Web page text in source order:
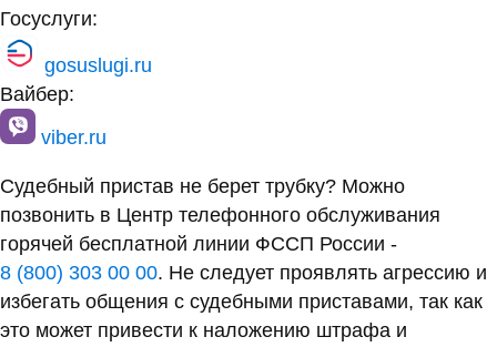
Госуслуги:
gosuslugi.ru
Вайбер:
viber.ru
Судебный пристав не берет трубку? Можно
позвонить в Центр телефонного обслуживания
горячей бесплатной линии ФССП России -
8 (800) 303 00 00. Не следует проявлять агрессию и
избегать общения с судебными приставами, так как
это может привести к наложению штрафа и